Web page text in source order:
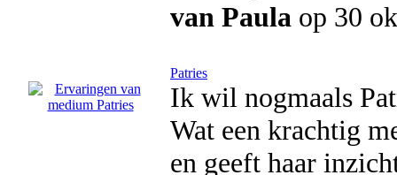
van Paula op 30
Patries
Ik wil nogmaals
Wat een krachtig
en geeft haar